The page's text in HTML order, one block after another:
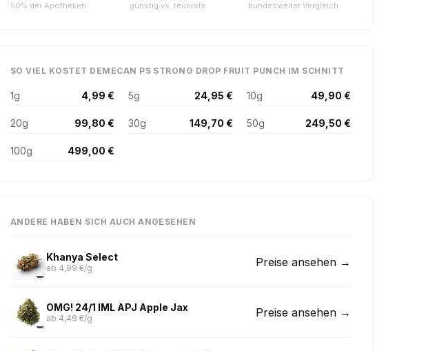
50% der Apotheken günstig vs. teuerste bundesweiter Vergleich
SO VIEL KOSTET DEMECAN PS STRONG DROP FRUIT PUNCH IM SCHNITT
1g 4,99 € 5g 24,95 € 10g 49,90 €
20g 99,80 € 30g 149,70 € 50g 249,50 €
100g 499,00 €
ANDERE HABEN SICH AUCH ANGESEHEN
Khanya Select
ab 4,99 €/g Preise ansehen →
OMG! 24/1 IML APJ Apple Jax
ab 4,49 €/g Preise ansehen →